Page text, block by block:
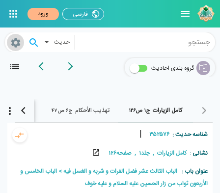
فارسی ورود
حدیث
گروه بندی احادیث
كامل الزيارات ج۱ ص۱۲۶ تهذيب الأحكام ج۶ ص۴۷ الوافي ج۱۴ ص۱۴۷۱
شناسه حدیث : ۳۵۲۵۷۶ |
نشانی :کامل الزيارات , جلد۱ , صفحه۱۲۶
عنوان باب : الباب الثالث عشر فضل الفرات و شربه و الغسل فيه
الباب الخامس و
الأربعون ثواب من زار الحسين عليه السلام و عليه خوف